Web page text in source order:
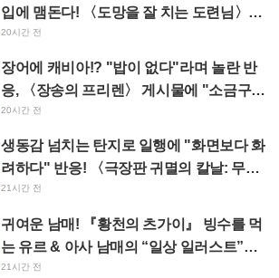
입에 맴돈다! 〈도망을 잘 치는 도련님〉
삽입곡 MV 공개에 "레이와 시대에 시대극
캐릭터 송이라니" 화제 만발
20시간 전
장어에 캐비아!? "밥이 없다"라며 놀란 반
응, 〈장송의 프리렌〉 게시물에 "소금구이
라니 일가견 있네" 반향
20시간 전
생동감 넘치는 탄지로 일행에 "화면보다 화
려하다" 반응! 〈극장판 귀멸의 칼날: 무한
성편 제1장 아카자재래〉의 특대 광고가
이케부쿠로에 등장해 큰 반향
21시간 전
귀여운 남매! 『황천의 츠가이』 빙수를 먹
는 유르 & 아사 남매의 “일상 일러스트”에
“너무 눈부셔서 사멸” “완전 커플이잖
21시간 전